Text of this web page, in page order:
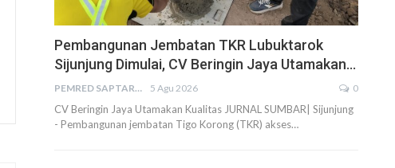
Pembangunan Jembatan TKR Lubuktarok
Sijunjung Dimulai, CV Beringin Jaya Utamakan…
PEMRED SAPTARIUS 5 Agu 2026 0
CV Beringin Jaya Utamakan Kualitas JURNAL SUMBAR| Sijunjung
- Pembangunan jembatan Tigo Korong (TKR) akses…